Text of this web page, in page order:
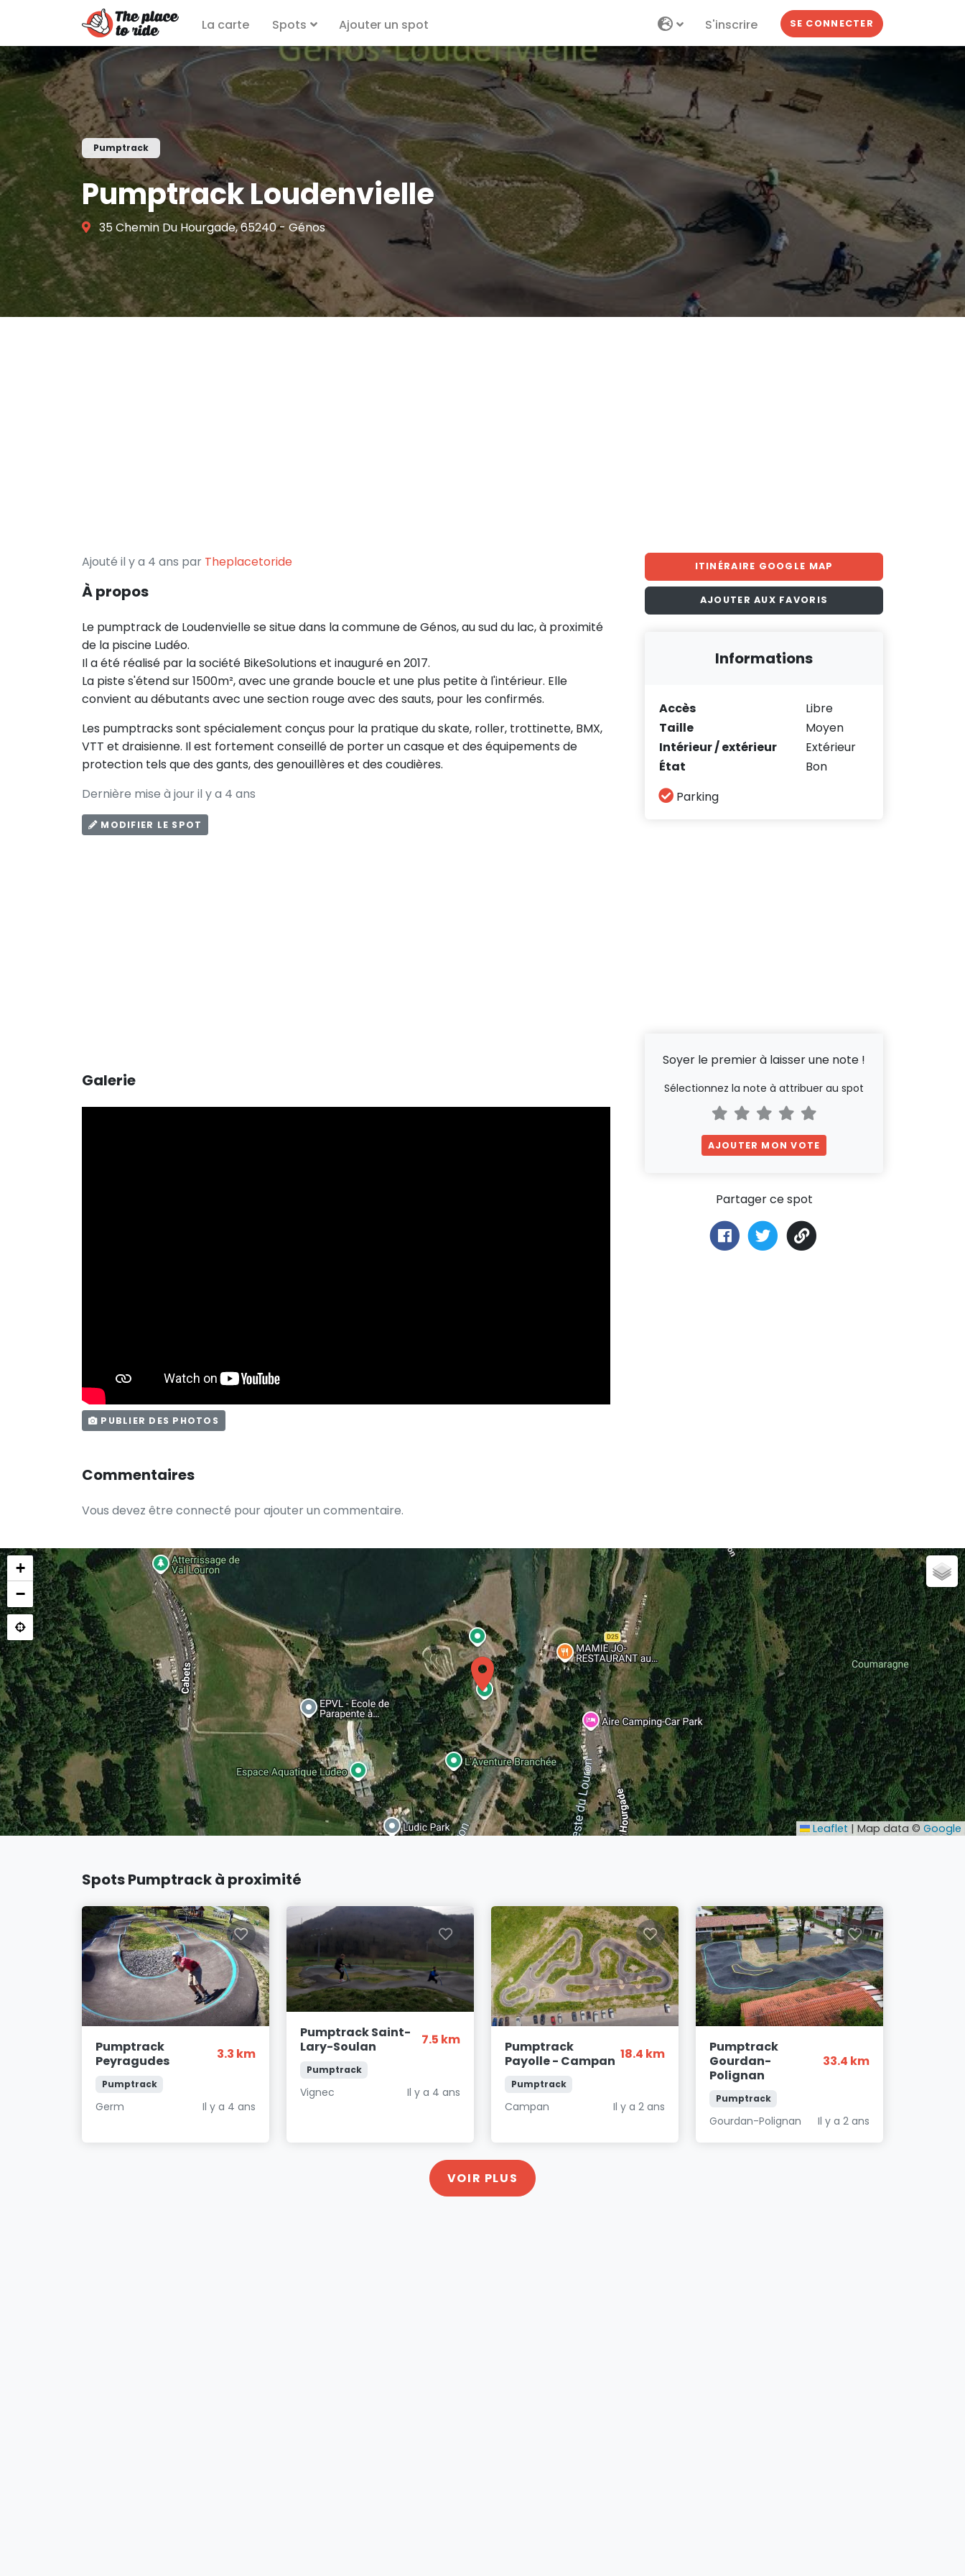
La carte Spots Ajouter un spot S'inscrire SE CONNECTER
Pumptrack
Pumptrack Loudenvielle
35 Chemin Du Hourgade, 65240 - Génos
Ajouté il y a 4 ans par Theplacetoride
À propos
Le pumptrack de Loudenvielle se situe dans la commune de Génos, au sud du lac, à proximité
de la piscine Ludéo.
Il a été réalisé par la société BikeSolutions et inauguré en 2017.
La piste s'étend sur 1500m², avec une grande boucle et une plus petite à l'intérieur. Elle
convient au débutants avec une section rouge avec des sauts, pour les confirmés.
Les pumptracks sont spécialement conçus pour la pratique du skate, roller, trottinette, BMX,
VTT et draisienne. Il est fortement conseillé de porter un casque et des équipements de
protection tels que des gants, des genouillères et des coudières.
Dernière mise à jour il y a 4 ans
MODIFIER LE SPOT
Galerie
PUBLIER DES PHOTOS
Commentaires
Vous devez être connecté pour ajouter un commentaire.
ITINÉRAIRE GOOGLE MAP
AJOUTER AUX FAVORIS
Informations
Accès
Libre
Taille
Moyen
Intérieur / extérieur
Extérieur
État
Bon
Parking
Soyer le premier à laisser une note !
Sélectionnez la note à attribuer au spot
AJOUTER MON VOTE
Partager ce spot
+
−
Leaflet | Map data © Google
Spots Pumptrack à proximité
Pumptrack
Peyragudes
3.3 km
Pumptrack
Germ Il y a 4 ans
Pumptrack Saint-
Lary-Soulan
7.5 km
Pumptrack
Vignec Il y a 4 ans
Pumptrack
Payolle - Campan 18.4 km
Pumptrack
Campan Il y a 2 ans
Pumptrack
Gourdan-
Polignan
33.4 km
Pumptrack
Gourdan-Polignan Il y a 2 ans
VOIR PLUS